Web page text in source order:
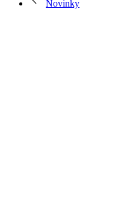
Novinky